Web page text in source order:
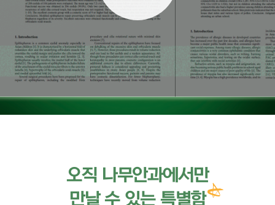
오직 나무안과에서만
만날 수 있는 특별함